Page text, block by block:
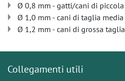
Ø 0,8 mm - gatti/cani di
Ø 1,0 mm - cani di taglia media
Ø 1,2 mm - cani di grossa
Collegamenti utili